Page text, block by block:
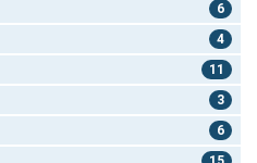
6
4
11
3
6